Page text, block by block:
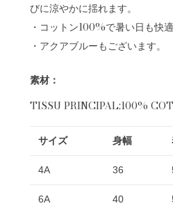
びに涼やかに揺れます。
・コットン100%で暑い日も快
・アクアブルーもございます。
素材：
TISSU PRINCIPAL:100%
サイズ 身幅
4A 36
6A 40